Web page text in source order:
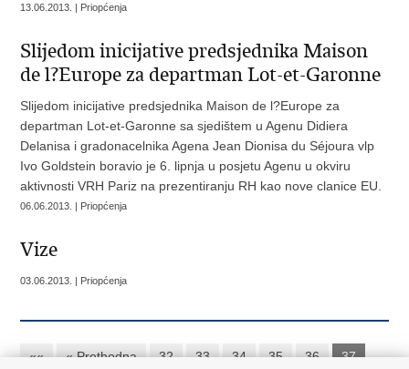
13.06.2013. | Priopćenja
Slijedom inicijative predsjednika Maison
de l?Europe za departman Lot-et-Garonne
Slijedom inicijative predsjednika Maison de l?Europe za
departman Lot-et-Garonne sa sjedištem u Agenu Didiera
Delanisa i gradonacelnika Agena Jean Dionisa du Séjoura vlp
Ivo Goldstein boravio je 6. lipnja u posjetu Agenu u okviru
aktivnosti VRH Pariz na prezentiranju RH kao nove clanice EU.
06.06.2013. | Priopćenja
Vize
03.06.2013. | Priopćenja
«« « Prethodna 32 33 34 35 36
37